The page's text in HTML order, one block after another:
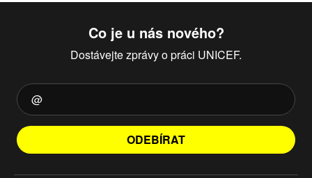
Co je u nás nového?
Dostávejte zprávy o práci UNICEF.
ODEBÍRAT